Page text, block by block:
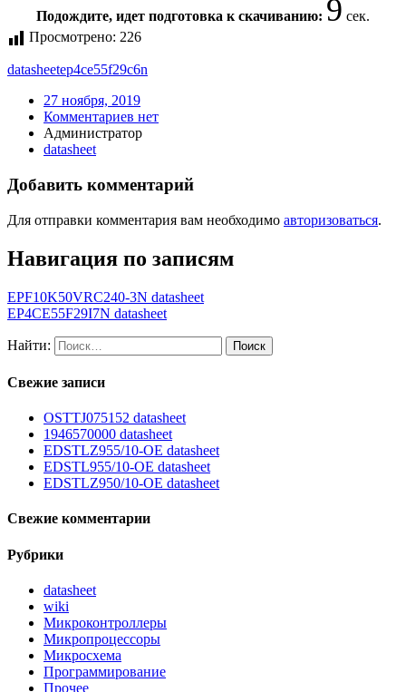
Подождите, идет подготовка к скачиванию: 9 сек.
Просмотрено: 226
datasheetep4ce55f29c6n
27 ноября, 2019
Комментариев нет
Администратор
datasheet
Добавить комментарий
Для отправки комментария вам необходимо авторизоваться.
Навигация по записям
EPF10K50VRC240-3N datasheet
EP4CE55F29I7N datasheet
Найти:
Свежие записи
OSTTJ075152 datasheet
1946570000 datasheet
EDSTLZ955/10-OE datasheet
EDSTL955/10-OE datasheet
EDSTLZ950/10-OE datasheet
Свежие комментарии
Рубрики
datasheet
wiki
Микроконтроллеры
Микропроцессоры
Микросхема
Программирование
Прочее